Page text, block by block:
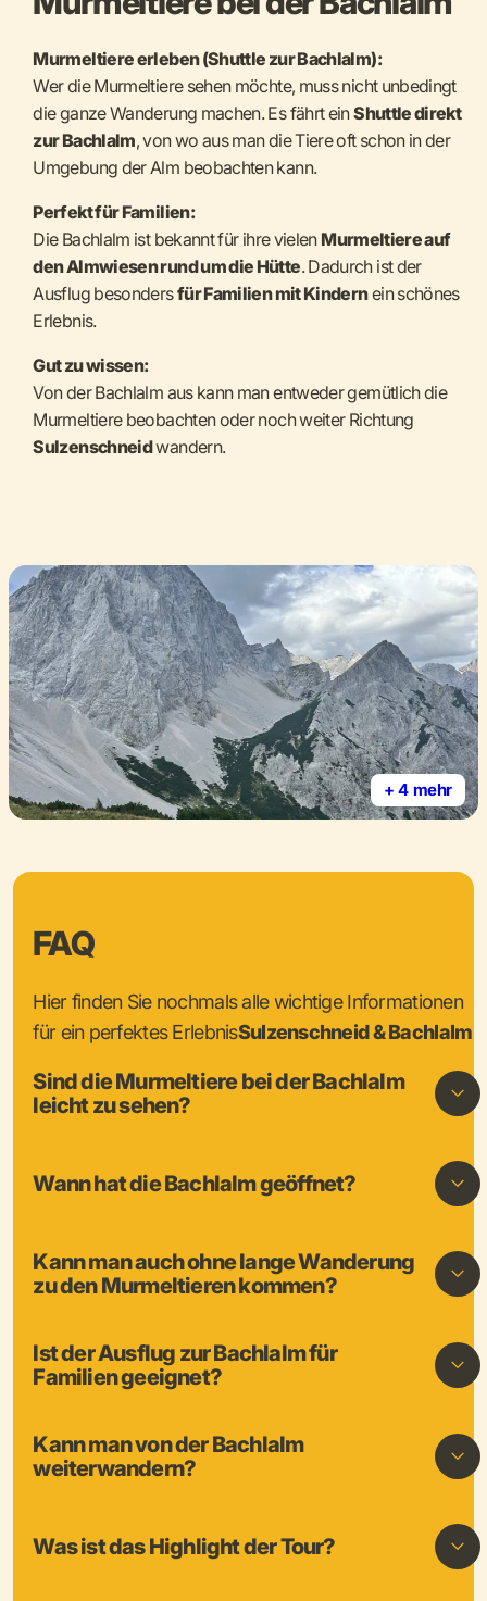
Murmeltiere erleben (Shuttle zur Bachlalm):
Wer die Murmeltiere sehen möchte, muss nicht unbedingt
die ganze Wanderung machen. Es fährt einShuttle direkt
zur Bachlalm, von wo aus man die Tiere oft schon in der
Umgebung der Alm beobachten kann.
Perfekt für Familien:
Die Bachlalm ist bekannt für ihre vielen Murmeltiere auf
den Almwiesen rund um die Hütte. Dadurch ist der
Ausflug besondersfür Familien mit Kindernein schönes
Erlebnis.
Gut zu wissen:
Von der Bachlalm aus kann man entweder gemütlich die
Murmeltiere beobachten oder noch weiter Richtung
Sulzenschneidwandern.
+ 4 mehr
FAQ
Hier finden Sie nochmals alle wichtige Informationen
für ein perfektes ErlebnisSulzenschneid & Bachlalm
Sind die Murmeltiere bei der Bachlalm
leicht zu sehen?
Wann hat die Bachlalm geöffnet?
Kann man auch ohne lange Wanderung
zu den Murmeltieren kommen?
Ist der Ausflug zur Bachlalm für
Familien geeignet?
Kann man von der Bachlalm
weiterwandern?
Was ist das Highlight der Tour?